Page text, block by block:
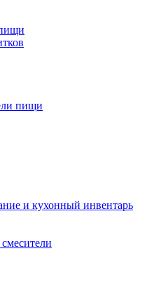
пищи
и кухонный инвентарь